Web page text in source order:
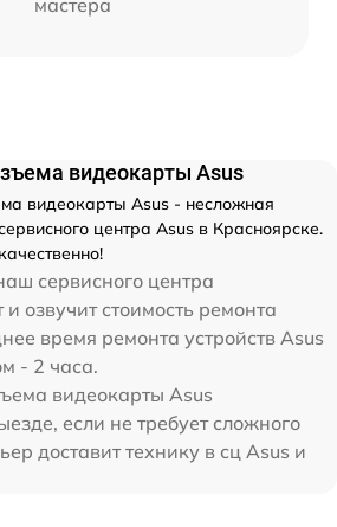
видеокарты Asus
видеокарты Asus - несложная
центра Asus в Красноярске.
сервисного центра
озвучит стоимость ремонта
время ремонта устройств Asus
- 2 часа.
видеокарты Asus
если не требует сложного
доставит технику в сц Asus и